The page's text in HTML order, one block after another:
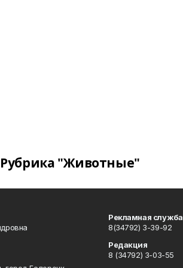
Рубрика "Животные"
Рекламная служба
8(34792) 3-39-92
Редакция
8 (34792) 3-03-55